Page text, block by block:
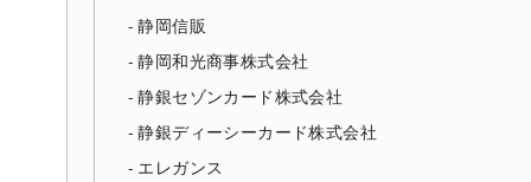
静岡信販
静岡和光商事株式会社
静銀セゾンカード株式会社
静銀ディーシーカード株式会社
エレガンス